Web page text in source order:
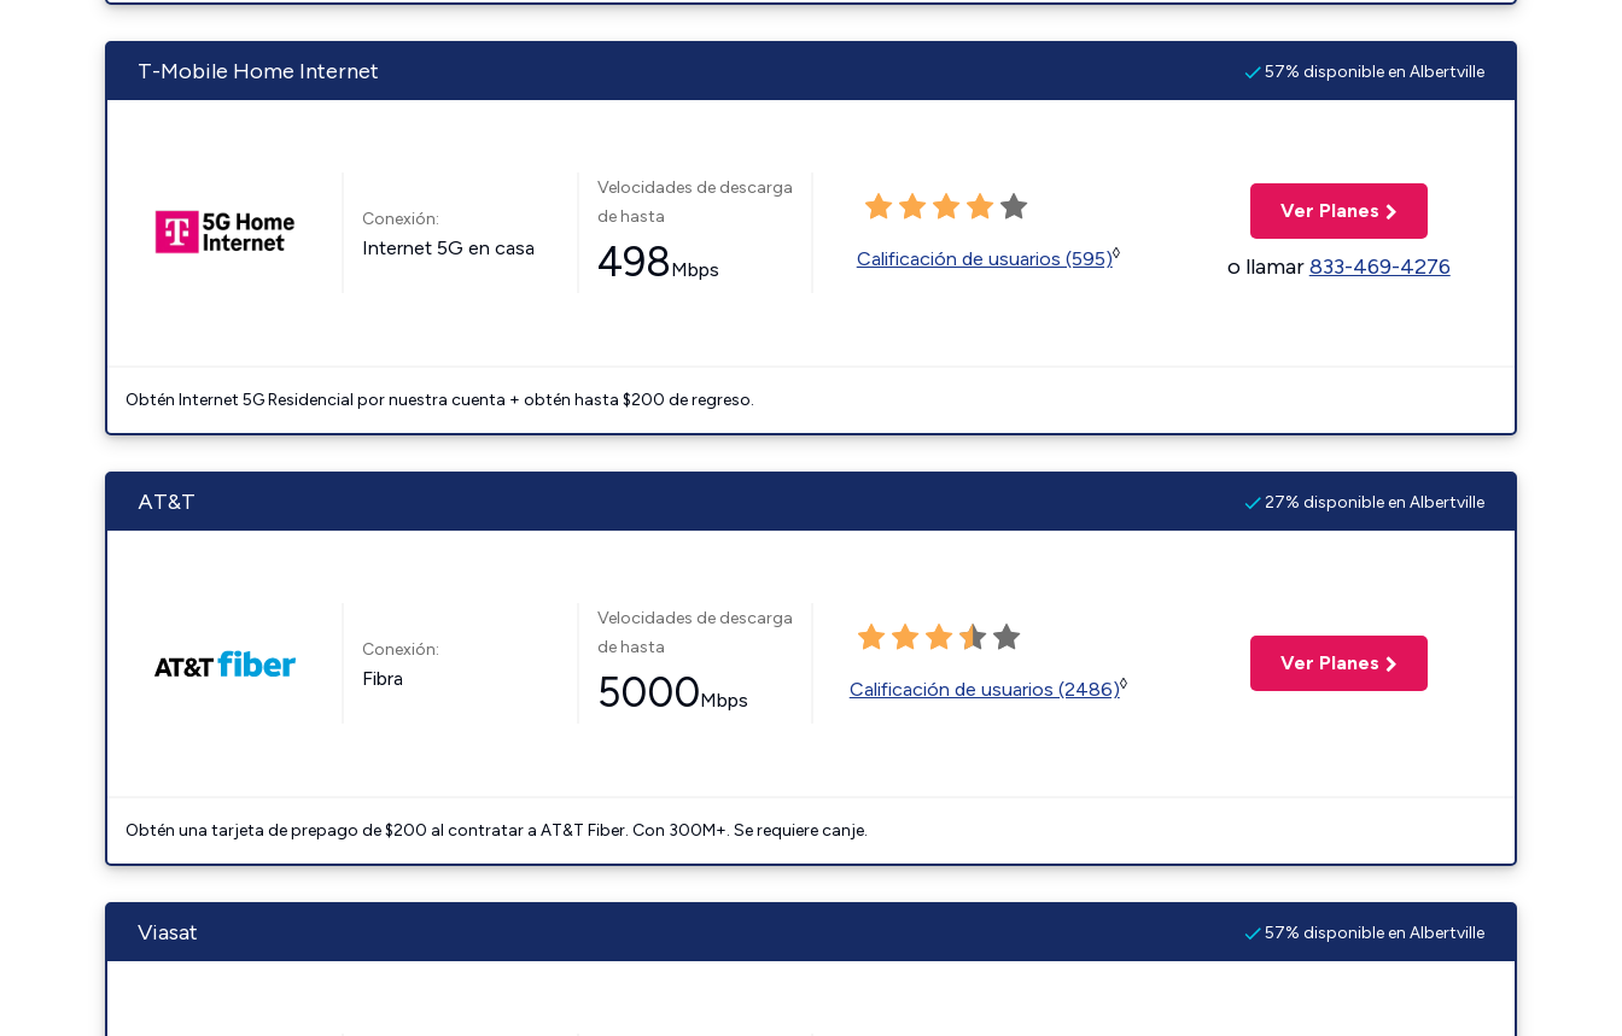
T-Mobile Home Internet 57% disponible en Albertville
Conexión:
Internet 5G en casa
Velocidades de descarga
de hasta
498Mbps Calificación de usuarios (595)◊
Ver Planes
o llamar833-469-4276
Obtén Internet 5G Residencial por nuestra cuenta + obtén hasta $200 de regreso.
AT&T 27% disponible en Albertville
Conexión:
Fibra
Velocidades de descarga
de hasta
5000Mbps Calificación de usuarios (2486)◊
Ver Planes
Obtén una tarjeta de prepago de $200 al contratar a AT&T Fiber. Con 300M+. Se requiere canje.
Viasat 57% disponible en Albertville